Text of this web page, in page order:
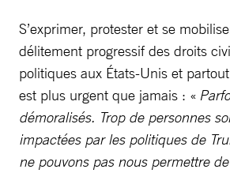
S’exprimer, protester et se
délitement progressif des droits
politiques aux États-Unis et
est plus urgent que jamais : «
démoralisés. Trop de personnes
impactées par les politiques de
ne pouvons pas nous permettre